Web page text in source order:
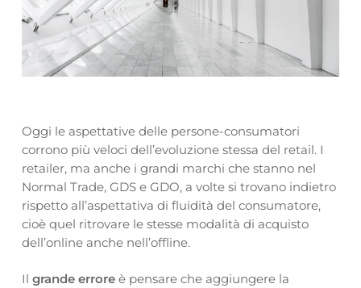
Oggi le aspettative delle persone-consumatori
corrono più veloci dell’evoluzione stessa del retail. I
retailer, ma anche i grandi marchi che stanno nel
Normal Trade, GDS e GDO, a volte si trovano indietro
rispetto all’aspettativa di fluidità del consumatore,
cioè quel ritrovare le stesse modalità di acquisto
dell’online anche nell’offline.
Il grande erroreè pensare che aggiungere la